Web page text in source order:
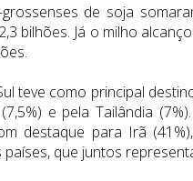
de soja
bilhões. Já o milho
teve como principal
e pela Tailândia
destaque para Irã
que juntos